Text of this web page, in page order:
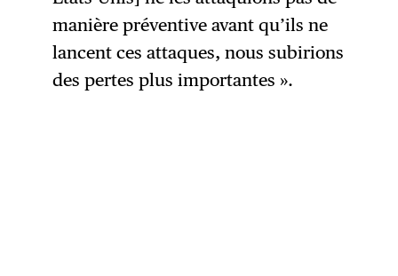
manière préventive avant qu’ils ne
lancent ces attaques, nous subirions
des pertes plus importantes ».